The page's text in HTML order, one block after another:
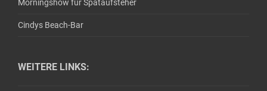
Morningshow für Spätaufsteher
Cindys Beach-Bar
WEITERE LINKS: